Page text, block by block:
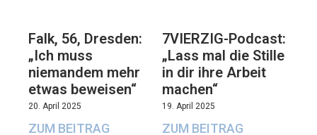
Falk, 56, Dresden:
„Ich muss
niemandem mehr
etwas beweisen“
20. April 2025
ZUM BEITRAG
7VIERZIG-Podcast:
„Lass mal die Stille
in dir ihre Arbeit
machen“
19. April 2025
ZUM BEITRAG